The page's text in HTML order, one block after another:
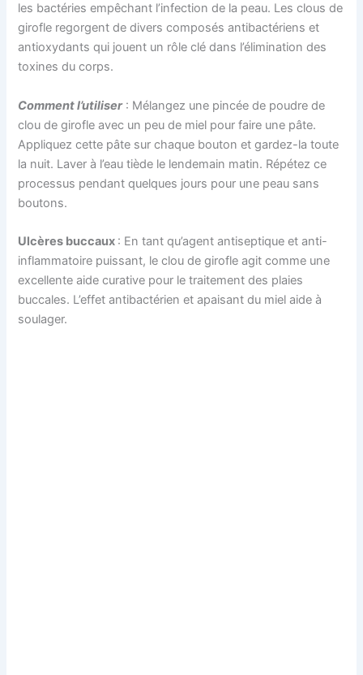
les bactéries empêchant l’infection de la peau. Les clous de
girofle regorgent de divers composés antibactériens et
antioxydants qui jouent un rôle clé dans l’élimination des
toxines du corps.
Comment l’utiliser: Mélangez une pincée de poudre de
clou de girofle avec un peu de miel pour faire une pâte.
Appliquez cette pâte sur chaque bouton et gardez-la toute
la nuit. Laver à l’eau tiède le lendemain matin. Répétez ce
processus pendant quelques jours pour une peau sans
boutons.
Ulcères buccaux : En tant qu’agent antiseptique et anti-
inflammatoire puissant, le clou de girofle agit comme une
excellente aide curative pour le traitement des plaies
buccales. L’effet antibactérien et apaisant du miel aide à
soulager.